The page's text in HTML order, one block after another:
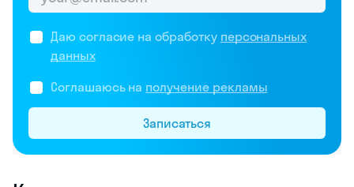
Даю согласие на обработку персональных
данных
Соглашаюсь на получение рекламы
Записаться